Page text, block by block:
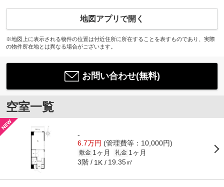
地図アプリで開く
※地図上に表示される物件の位置は付近住所に所在することを表すものであり、実際
の物件所在地とは異なる場合がございます。
お問い合わせ(無料)
空室一覧
-
6.7万円 (管理費等：10,000円)
敷金 1ヶ月 礼金 1ヶ月
3階 1K 19.35㎡